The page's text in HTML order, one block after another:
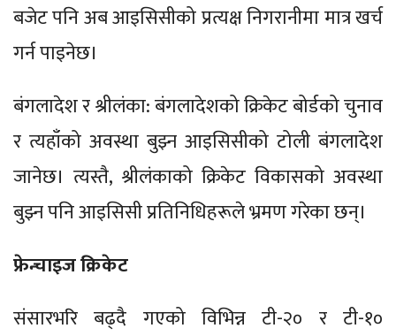
बजेट पनि अब आइसिसीको प्रत्यक्ष निगरानीमा मात्र खर्च
गर्न पाइनेछ।
बंगलादेश र श्रीलंका: बंगलादेशको क्रिकेट बोर्डको चुनाव
र त्यहाँको अवस्था बुझ्न आइसिसीको टोली बंगलादेश
जानेछ। त्यस्तै, श्रीलंकाको क्रिकेट विकासको अवस्था
बुझ्न पनि आइसिसी प्रतिनिधिहरूले भ्रमण गरेका छन्।
फ्रेन्चाइज क्रिकेट
संसारभरि बढ्दै गएको विभिन्न टी-२० र टी-१०